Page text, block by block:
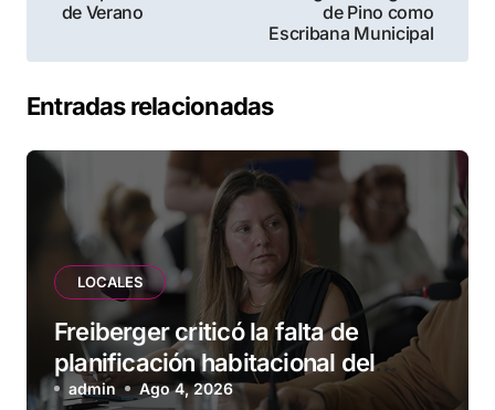
de Verano
de Pino como
Escribana Municipal
Entradas relacionadas
LOCALES
Freiberger criticó la falta de
planificación habitacional del
Municipio: “Vuoto deja afuera a
admin Ago 4, 2026